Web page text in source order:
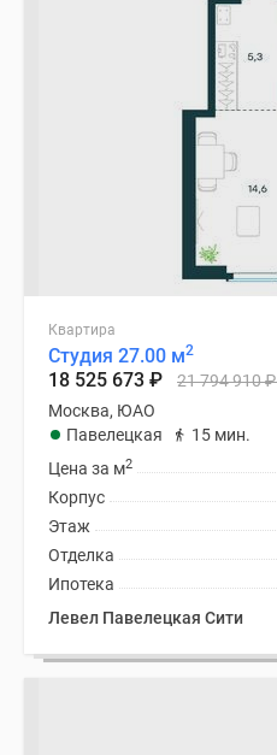
Квартира
Студия 27.00 м2
18 525 673 ₽ 21 794 910₽
Москва, ЮАО
Павелецкая
15 мин.
Цена за м2
Корпус
Этаж
Отделка
Ипотека
Левел Павелецкая Сити